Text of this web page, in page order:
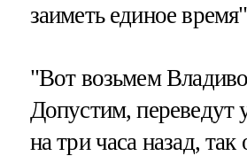
заиметь единое
"Вот возьмем
Допустим, переведут
на три часа назад, так